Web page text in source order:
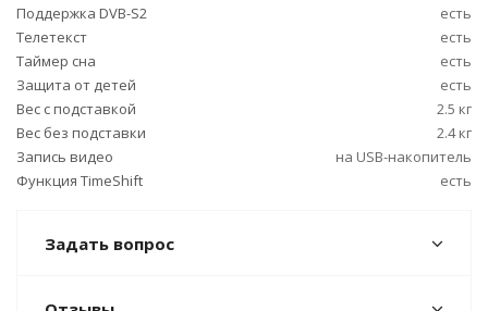
Поддержка DVB-S2
есть
Телетекст
есть
Таймер сна
есть
Защита от детей
есть
Вес с подставкой
2.5 кг
Вес без подставки
2.4 кг
Запись видео
на USB-накопитель
Функция TimeShift
есть
Задать вопрос